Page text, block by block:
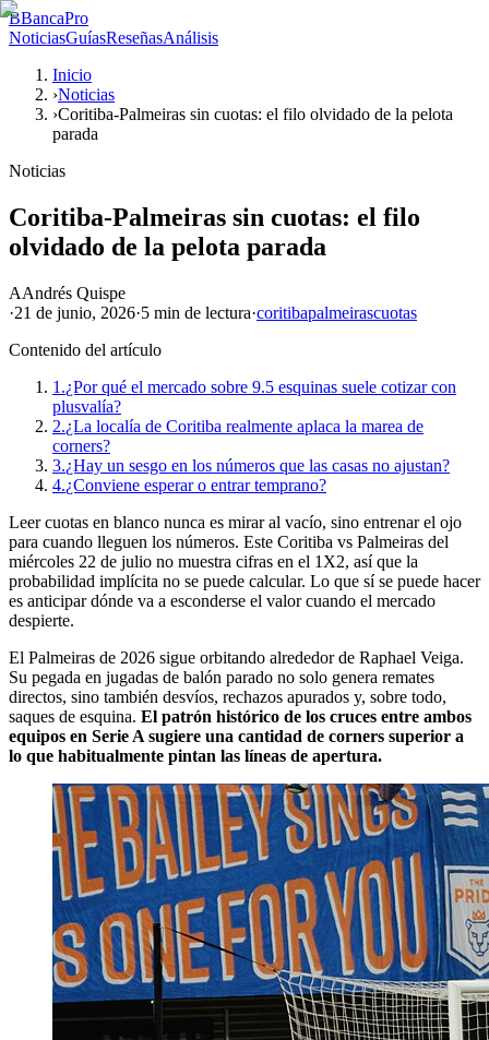
BBancaPro
NoticiasGuíasReseñasAnálisis
Inicio
›Noticias
›Coritiba-Palmeiras sin cuotas: el filo olvidado de la pelota
parada
Noticias
Coritiba-Palmeiras sin cuotas: el filo
olvidado de la pelota parada
AAndrés Quispe
·21 de junio, 2026·5 min de lectura·coritibapalmeirascuotas
Contenido del artículo
1.¿Por qué el mercado sobre 9.5 esquinas suele cotizar con
plusvalía?
2.¿La localía de Coritiba realmente aplaca la marea de
corners?
3.¿Hay un sesgo en los números que las casas no ajustan?
4.¿Conviene esperar o entrar temprano?
Leer cuotas en blanco nunca es mirar al vacío, sino entrenar el ojo
para cuando lleguen los números. Este Coritiba vs Palmeiras del
miércoles 22 de julio no muestra cifras en el 1X2, así que la
probabilidad implícita no se puede calcular. Lo que sí se puede hacer
es anticipar dónde va a esconderse el valor cuando el mercado
despierte.
El Palmeiras de 2026 sigue orbitando alrededor de Raphael Veiga.
Su pegada en jugadas de balón parado no solo genera remates
directos, sino también desvíos, rechazos apurados y, sobre todo,
saques de esquina. El patrón histórico de los cruces entre ambos
equipos en Serie A sugiere una cantidad de corners superior a
lo que habitualmente pintan las líneas de apertura.